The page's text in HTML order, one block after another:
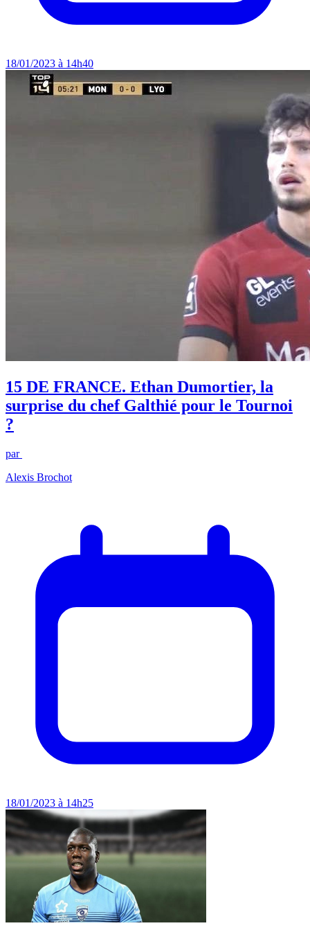
18/01/2023 à 14h40
15 DE FRANCE. Ethan Dumortier, la
surprise du chef Galthié pour le Tournoi
?
par
Alexis Brochot
18/01/2023 à 14h25